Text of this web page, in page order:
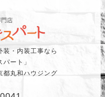
装・内装工事なら
パート」
丸和ハウジング